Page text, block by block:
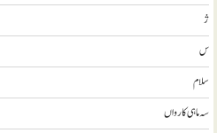
ژ
س
سلام
سہ ماہی کارواں